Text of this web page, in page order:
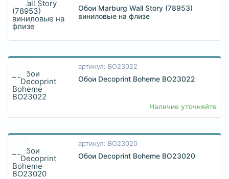
Обои Marburg Wall Story (78953)
виниловые на флизе
артикул: BO23022
Обои Decoprint Boheme BO23022
Наличие уточняйте
артикул: BO23020
Обои Decoprint Boheme BO23020